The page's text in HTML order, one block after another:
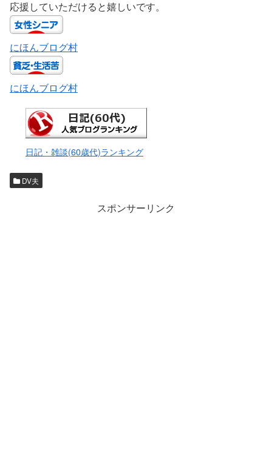
応援していただけると嬉しいです。
にほんブログ村
にほんブログ村
日記・雑談(60歳代)ランキング
DV夫
スポンサーリンク